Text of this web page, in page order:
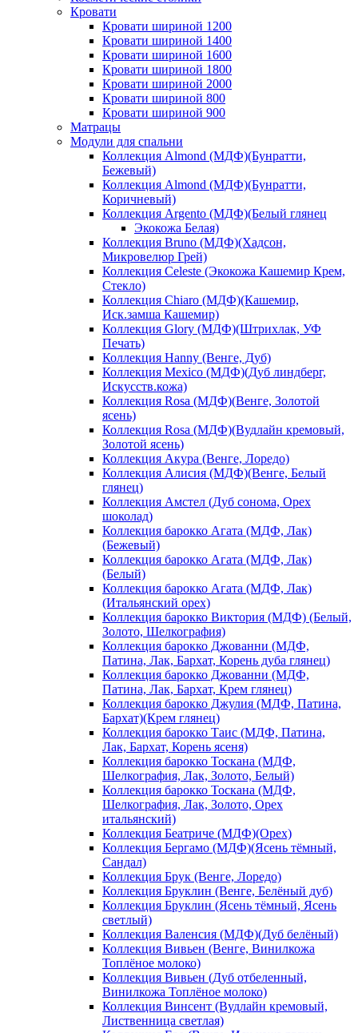
Кровати
Кровати шириной 1200
Кровати шириной 1400
Кровати шириной 1600
Кровати шириной 1800
Кровати шириной 2000
Кровати шириной 800
Кровати шириной 900
Матрацы
Модули для спальни
Коллекция Almond (МДФ)(Бунратти,
Бежевый)
Коллекция Almond (МДФ)(Бунратти,
Коричневый)
Коллекция Argento (МДФ)(Белый глянец
Экокожа Белая)
Коллекция Bruno (МДФ)(Хадсон,
Микровелюр Грей)
Коллекция Celeste (Экокожа Кашемир Крем,
Стекло)
Коллекция Chiaro (МДФ)(Кашемир,
Иск.замша Кашемир)
Коллекция Glory (МДФ)(Штрихлак, УФ
Печать)
Коллекция Hanny (Венге, Дуб)
Коллекция Mexico (МДФ)(Дуб линдберг,
Искусств.кожа)
Коллекция Rosa (МДФ)(Венге, Золотой
ясень)
Коллекция Rosa (МДФ)(Вудлайн кремовый,
Золотой ясень)
Коллекция Акура (Венге, Лоредо)
Коллекция Алисия (МДФ)(Венге, Белый
глянец)
Коллекция Амстел (Дуб сонома, Орех
шоколад)
Коллекция барокко Агата (МДФ, Лак)
(Бежевый)
Коллекция барокко Агата (МДФ, Лак)
(Белый)
Коллекция барокко Агата (МДФ, Лак)
(Итальянский орех)
Коллекция барокко Виктория (МДФ) (Белый,
Золото, Шелкография)
Коллекция барокко Джованни (МДФ,
Патина, Лак, Бархат, Корень дуба глянец)
Коллекция барокко Джованни (МДФ,
Патина, Лак, Бархат, Крем глянец)
Коллекция барокко Джулия (МДФ, Патина,
Бархат)(Крем глянец)
Коллекция барокко Таис (МДФ, Патина,
Лак, Бархат, Корень ясеня)
Коллекция барокко Тоскана (МДФ,
Шелкография, Лак, Золото, Белый)
Коллекция барокко Тоскана (МДФ,
Шелкография, Лак, Золото, Орех
итальянский)
Коллекция Беатриче (МДФ)(Орех)
Коллекция Бергамо (МДФ)(Ясень тёмный,
Сандал)
Коллекция Брук (Венге, Лоредо)
Коллекция Бруклин (Венге, Белёный дуб)
Коллекция Бруклин (Ясень тёмный, Ясень
светлый)
Коллекция Валенсия (МДФ)(Дуб белёный)
Коллекция Вивьен (Венге, Винилкожа
Топлёное молоко)
Коллекция Вивьен (Дуб отбеленный,
Винилкожа Топлёное молоко)
Коллекция Винсент (Вудлайн кремовый,
Лиственница светлая)